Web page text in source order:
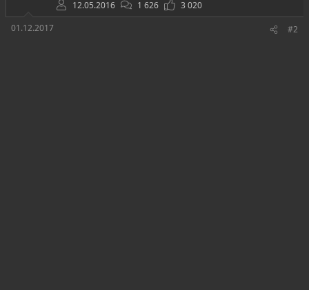
12.05.2016
1 626
3 020
01.12.2017
#2